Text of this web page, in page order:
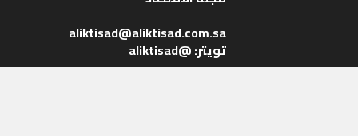
تويتر: @aliktisad